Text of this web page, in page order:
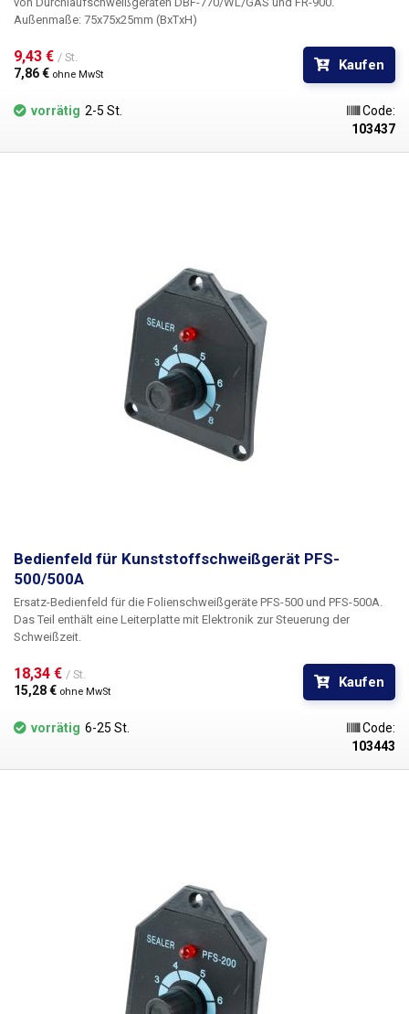
Außenmaße: 75x75x25mm (BxTxH)
9,43 € / St.
7,86 € ohne MwSt
Kaufen
vorrätig 2-5 St.
Code:
103437
Bedienfeld für Kunststoffschweißgerät PFS-
500/500A
Ersatz-Bedienfeld für die Folienschweißgeräte PFS-500 und PFS-500A.
Das Teil enthält eine Leiterplatte mit Elektronik zur Steuerung der
Schweißzeit.
18,34 € / St.
15,28 € ohne MwSt
Kaufen
vorrätig 6-25 St.
Code:
103443